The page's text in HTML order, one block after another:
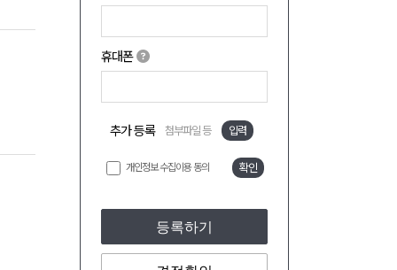
휴대폰
추가 등록 첨부파일 등 입력
개인정보 수집이용 동의 확인
등록하기